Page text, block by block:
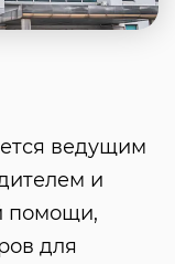
ведущим
и
помощи,
для